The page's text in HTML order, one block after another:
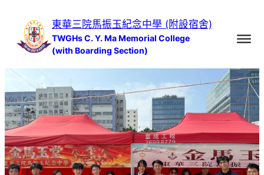
內
東華三院馬振玉紀念中學 (附設宿舍)
TWGHs C. Y. Ma Memorial College
(with Boarding Section)